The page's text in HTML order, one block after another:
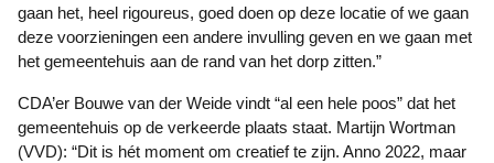
gaan het, heel rigoureus, goed doen op deze locatie of we gaan
deze voorzieningen een andere invulling geven en we gaan met
het gemeentehuis aan de rand van het dorp zitten.”
CDA’er Bouwe van der Weide vindt “al een hele poos” dat het
gemeentehuis op de verkeerde plaats staat. Martijn Wortman
(VVD): “Dit is hét moment om creatief te zijn. Anno 2022, maar